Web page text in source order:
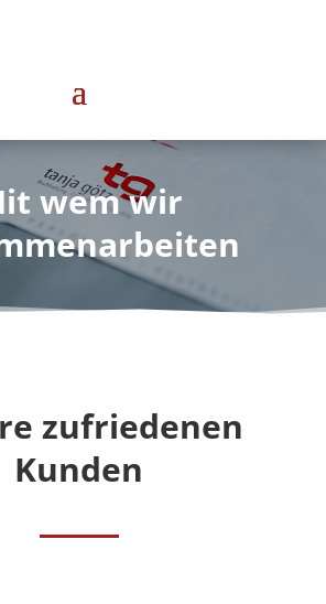
wem wir
zufriedenen
Kunden